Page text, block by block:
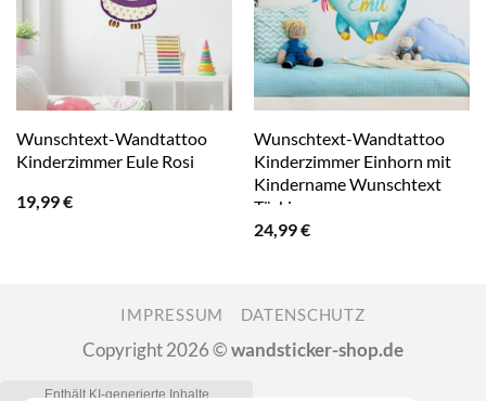
Wunschtext-Wandtattoo
Kinderzimmer Eule Rosi
19,99€
Wunschtext-Wandtattoo
Kinderzimmer Einhorn mit
Kindername Wunschtext
Türkis
24,99€
IMPRESSUM DATENSCHUTZ
Copyright 2026 ©wandsticker-shop.de